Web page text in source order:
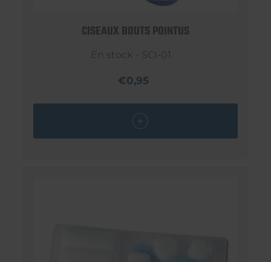
CISEAUX BOUTS POINTUS
En stock - SCI-01
€0,95